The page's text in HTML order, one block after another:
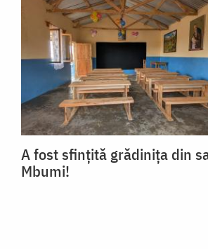
A fost sfințită grădinița din
Mbumi!